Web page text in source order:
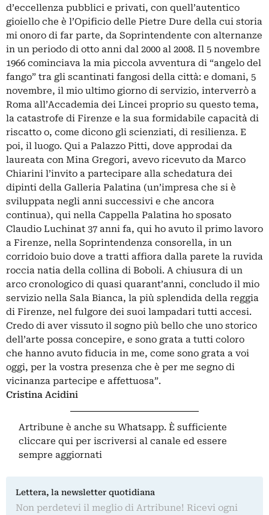
d’eccellenza pubblici e privati, con quell’autentico
gioiello che è l’Opificio delle Pietre Dure della cui storia
mi onoro di far parte, da Soprintendente con alternanze
in un periodo di otto anni dal 2000 al 2008. Il 5 novembre
1966 cominciava la mia piccola avventura di “angelo del
fango” tra gli scantinati fangosi della città: e domani, 5
novembre, il mio ultimo giorno di servizio, interverrò a
Roma all’Accademia dei Lincei proprio su questo tema,
la catastrofe di Firenze e la sua formidabile capacità di
riscatto o, come dicono gli scienziati, di resilienza. E
poi, il luogo. Qui a Palazzo Pitti, dove approdai da
laureata con Mina Gregori, avevo ricevuto da Marco
Chiarini l’invito a partecipare alla schedatura dei
dipinti della Galleria Palatina (un’impresa che si è
sviluppata negli anni successivi e che ancora
continua), qui nella Cappella Palatina ho sposato
Claudio Luchinat 37 anni fa, qui ho avuto il primo lavoro
a Firenze, nella Soprintendenza consorella, in un
corridoio buio dove a tratti affiora dalla parete la ruvida
roccia natia della collina di Boboli. A chiusura di un
arco cronologico di quasi quarant’anni, concludo il mio
servizio nella Sala Bianca, la più splendida della reggia
di Firenze, nel fulgore dei suoi lampadari tutti accesi.
Credo di aver vissuto il sogno più bello che uno storico
dell’arte possa concepire, e sono grata a tutti coloro
che hanno avuto fiducia in me, come sono grata a voi
oggi, per la vostra presenza che è per me segno di
vicinanza partecipe e affettuosa”.
Cristina Acidini
Artribune è anche su Whatsapp. È sufficiente
cliccare qui per iscriversi al canale ed essere
sempre aggiornati
Lettera, la newsletter quotidiana
Non perdetevi il meglio di Artribune! Ricevi ogni